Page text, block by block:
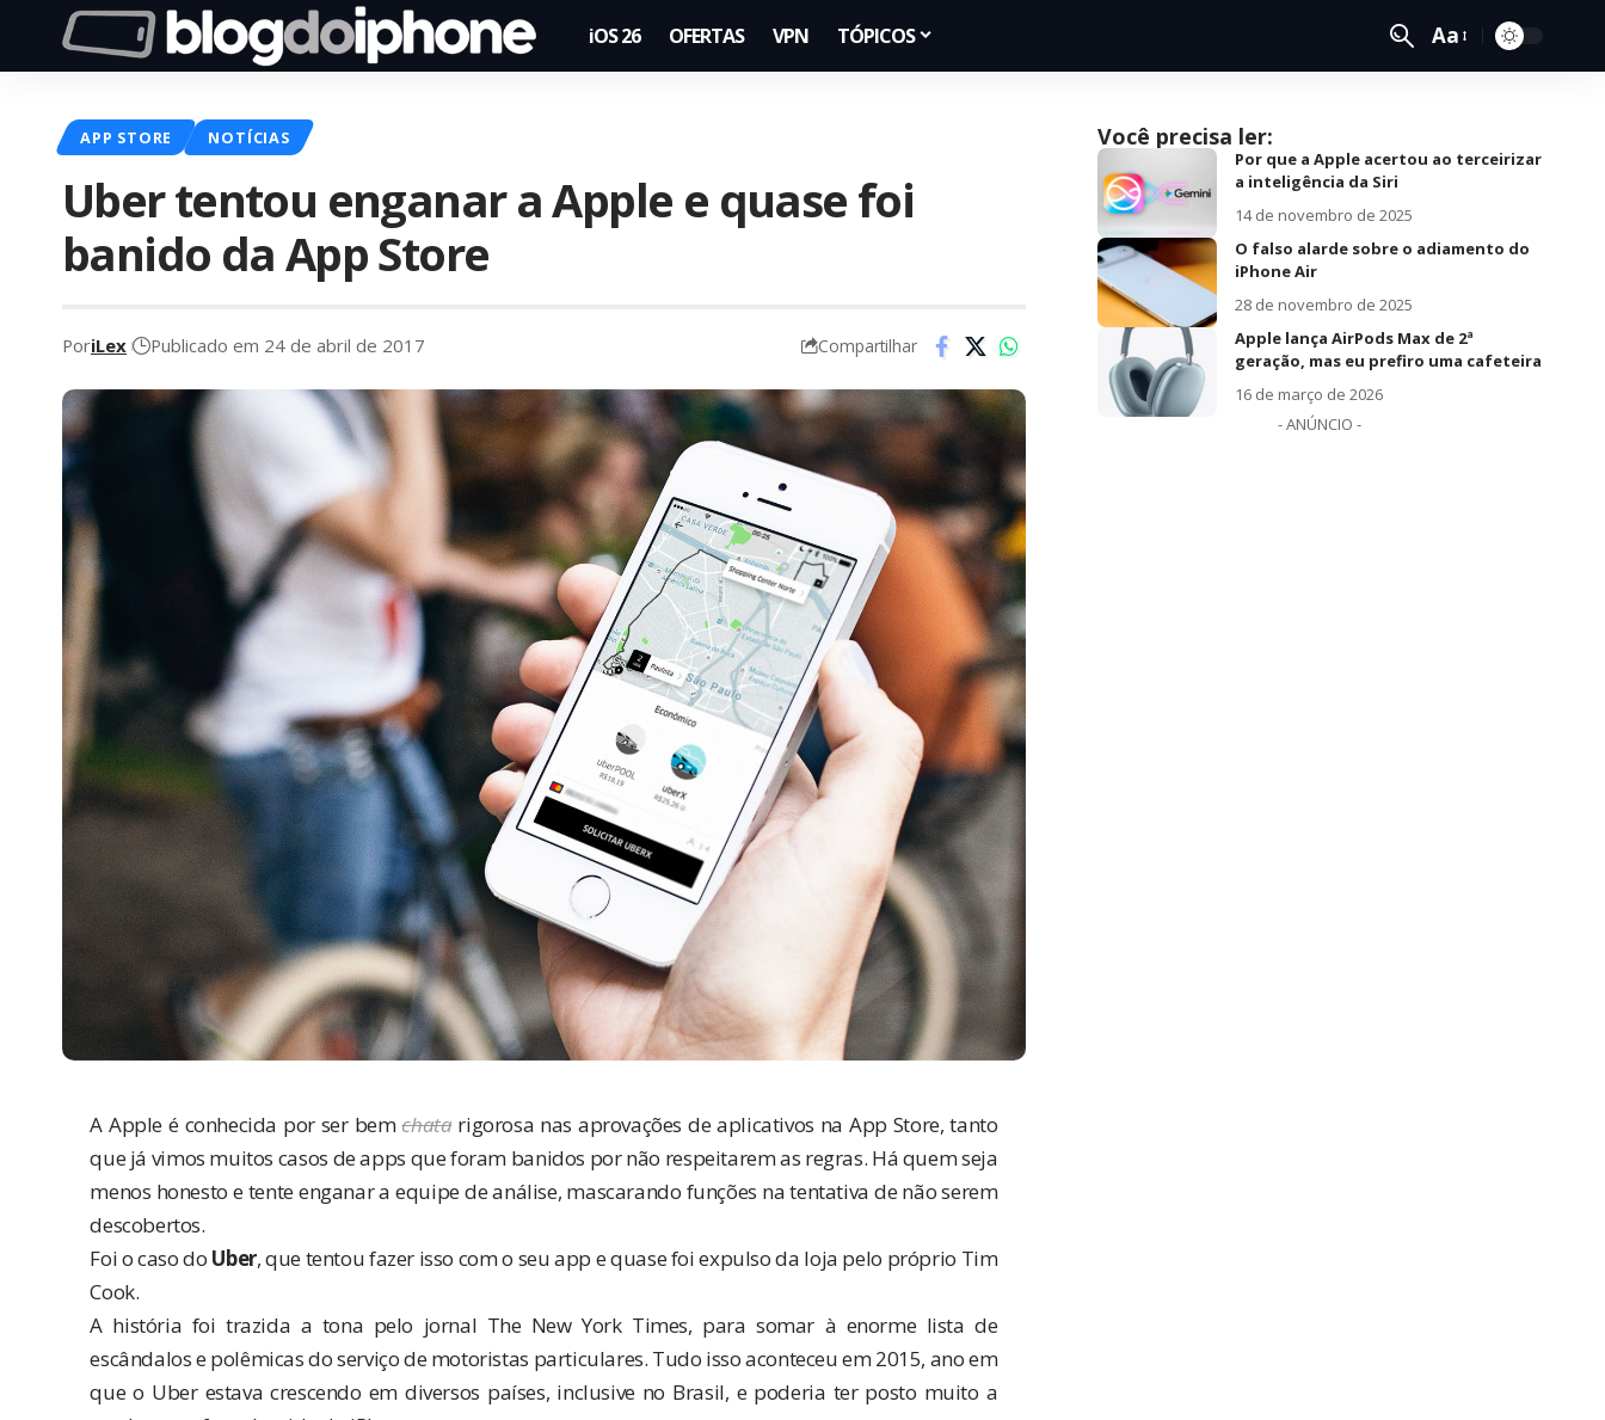
iOS 26 OFERTAS VPN TÓPICOS Aa
APP STORE NOTÍCIAS
Uber tentou enganar a Apple e quase foi
banido da App Store
PoriLex Publicado em 24 de abril de 2017 Compartilhar
A Apple é conhecida por ser bemchatarigorosa nas aprovações de aplicativos na App Store, tanto
que já vimos muitos casos de apps que foram banidos por não respeitarem as regras. Há quem seja
menos honesto e tente enganar a equipe de análise, mascarando funções na tentativa de não serem
descobertos.
Foi o caso do Uber, que tentou fazer isso com o seu app e quase foi expulso da loja pelo próprio Tim
Cook.
A história foi trazida a tona pelo jornal The New York Times, para somar à enorme lista de
escândalos e polêmicas do serviço de motoristas particulares. Tudo isso aconteceu em 2015, ano em
que o Uber estava crescendo em diversos países, inclusive no Brasil, e poderia ter posto muito a
Você precisa ler:
Por que a Apple acertou ao terceirizar
a inteligência da Siri
14 de novembro de 2025
O falso alarde sobre o adiamento do
iPhone Air
28 de novembro de 2025
Apple lança AirPods Max de 2ª
geração, mas eu prefiro uma cafeteira
16 de março de 2026
- ANÚNCIO -